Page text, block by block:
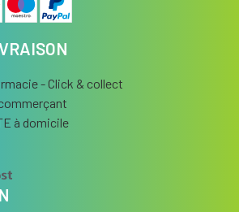
- Click & collect
à domicile